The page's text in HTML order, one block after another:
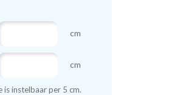
cm
cm
is instelbaar per 5 cm.